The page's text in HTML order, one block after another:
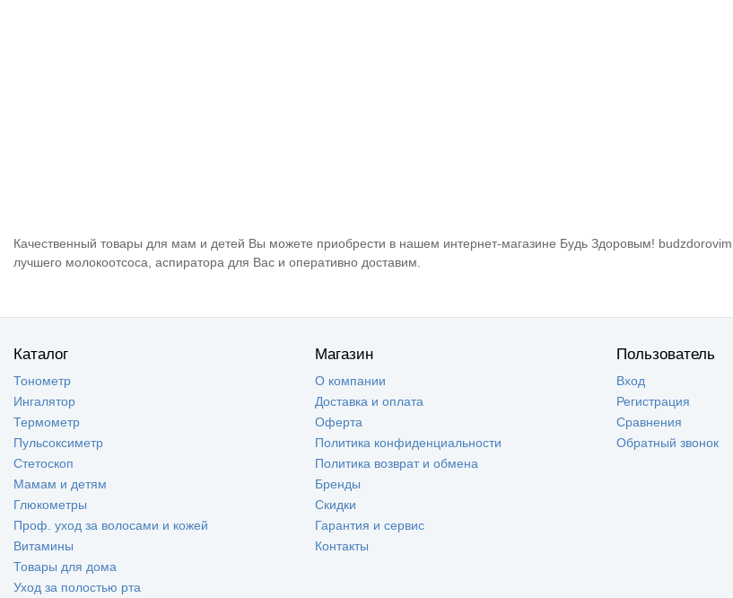
Качественный товары для мам и детей Вы можете приобрести в нашем интернет-магазине Будь Здоровым!
лучшего молокоотсоса, аспиратора для Вас и оперативно доставим.
Каталог
Тонометр
Ингалятор
Термометр
Пульсоксиметр
Стетоскоп
Мамам и детям
Глюкометры
Проф. уход за волосами и кожей
Витамины
Товары для дома
Уход за полостью рта
Магазин
О компании
Доставка и оплата
Оферта
Политика конфиденциальности
Политика возврат и обмена
Бренды
Скидки
Гарантия и сервис
Контакты
Пользователь
Вход
Регистрация
Сравнения
Обратный звонок